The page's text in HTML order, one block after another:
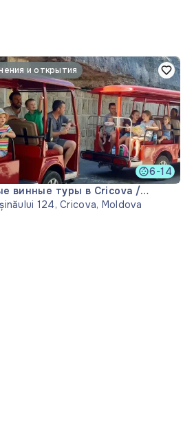
и открытия
6-14
винные туры в Cricova /
124, Cricova, Moldova